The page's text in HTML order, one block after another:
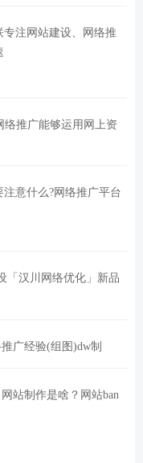
专注网站建设、网络推
络推广能够运用网上资
意什么?网络推广平台
「汉川网络优化」新品
广经验(组图)dw制
站制作是啥？网站ban